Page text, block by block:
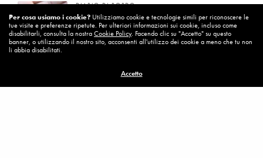
DIARIO DI BORDO
La vita vince sempre
8 Ottobre 2018
Per cambiare ci vuole coraggio
8 Ottobre 2018
Per cosa usiamo i cookie? Utilizziamo cookie e tecnologie simili per riconoscere le
tue visite e preferenze ripetute. Per ulteriori informazioni sui cookie, incluso come
disabilitarli, consulta la nostraCookie Policy. Facendo clic su "Accetto" su questo
banner, o utilizzando il nostro sito, acconsenti all'utilizzo dei cookie a meno che tu non
li abbia disabilitati.
Accetto